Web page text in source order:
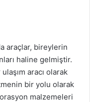
araçlar, bireylerin
haline gelmiştir.
aracı olarak
bir yolu olarak
malzemeleri